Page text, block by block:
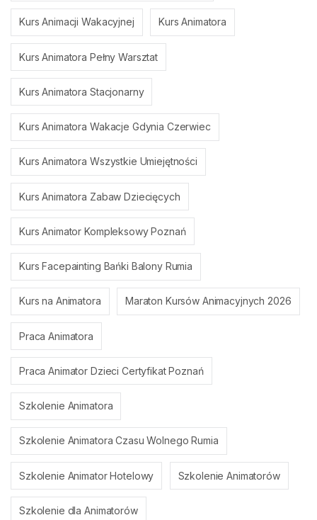
Kurs Animacji Wakacyjnej Kurs Animatora
Kurs Animatora Pełny Warsztat
Kurs Animatora Stacjonarny
Kurs Animatora Wakacje Gdynia Czerwiec
Kurs Animatora Wszystkie Umiejętności
Kurs Animatora Zabaw Dziecięcych
Kurs Animator Kompleksowy Poznań
Kurs Facepainting Bańki Balony Rumia
Kurs na Animatora Maraton Kursów Animacyjnych 2026
Praca Animatora
Praca Animator Dzieci Certyfikat Poznań
Szkolenie Animatora
Szkolenie Animatora Czasu Wolnego Rumia
Szkolenie Animator Hotelowy Szkolenie Animatorów
Szkolenie dla Animatorów